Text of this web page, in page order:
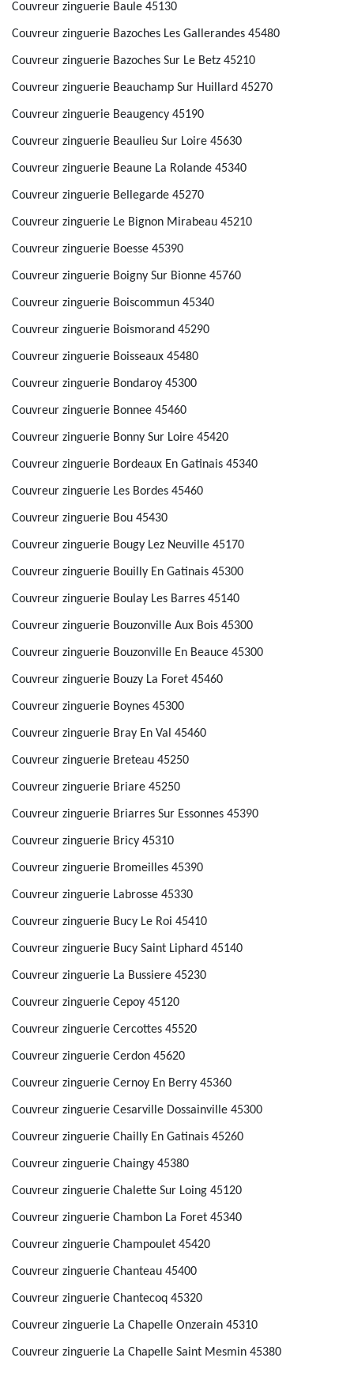
Couvreur zinguerie Baule 45130
Couvreur zinguerie Bazoches Les Gallerandes 45480
Couvreur zinguerie Bazoches Sur Le Betz 45210
Couvreur zinguerie Beauchamp Sur Huillard 45270
Couvreur zinguerie Beaugency 45190
Couvreur zinguerie Beaulieu Sur Loire 45630
Couvreur zinguerie Beaune La Rolande 45340
Couvreur zinguerie Bellegarde 45270
Couvreur zinguerie Le Bignon Mirabeau 45210
Couvreur zinguerie Boesse 45390
Couvreur zinguerie Boigny Sur Bionne 45760
Couvreur zinguerie Boiscommun 45340
Couvreur zinguerie Boismorand 45290
Couvreur zinguerie Boisseaux 45480
Couvreur zinguerie Bondaroy 45300
Couvreur zinguerie Bonnee 45460
Couvreur zinguerie Bonny Sur Loire 45420
Couvreur zinguerie Bordeaux En Gatinais 45340
Couvreur zinguerie Les Bordes 45460
Couvreur zinguerie Bou 45430
Couvreur zinguerie Bougy Lez Neuville 45170
Couvreur zinguerie Bouilly En Gatinais 45300
Couvreur zinguerie Boulay Les Barres 45140
Couvreur zinguerie Bouzonville Aux Bois 45300
Couvreur zinguerie Bouzonville En Beauce 45300
Couvreur zinguerie Bouzy La Foret 45460
Couvreur zinguerie Boynes 45300
Couvreur zinguerie Bray En Val 45460
Couvreur zinguerie Breteau 45250
Couvreur zinguerie Briare 45250
Couvreur zinguerie Briarres Sur Essonnes 45390
Couvreur zinguerie Bricy 45310
Couvreur zinguerie Bromeilles 45390
Couvreur zinguerie Labrosse 45330
Couvreur zinguerie Bucy Le Roi 45410
Couvreur zinguerie Bucy Saint Liphard 45140
Couvreur zinguerie La Bussiere 45230
Couvreur zinguerie Cepoy 45120
Couvreur zinguerie Cercottes 45520
Couvreur zinguerie Cerdon 45620
Couvreur zinguerie Cernoy En Berry 45360
Couvreur zinguerie Cesarville Dossainville 45300
Couvreur zinguerie Chailly En Gatinais 45260
Couvreur zinguerie Chaingy 45380
Couvreur zinguerie Chalette Sur Loing 45120
Couvreur zinguerie Chambon La Foret 45340
Couvreur zinguerie Champoulet 45420
Couvreur zinguerie Chanteau 45400
Couvreur zinguerie Chantecoq 45320
Couvreur zinguerie La Chapelle Onzerain 45310
Couvreur zinguerie La Chapelle Saint Mesmin 45380